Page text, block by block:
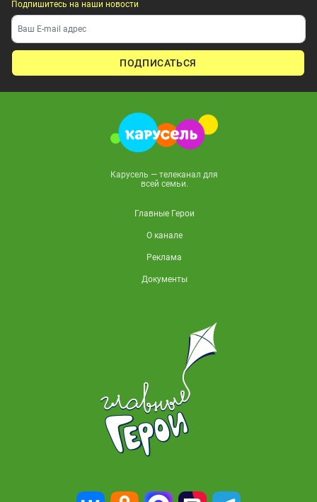
Подпишитесь на наши новости
ПОДПИСАТЬСЯ
Карусель — телеканал для
всей семьи.
Главные Герои
О канале
Реклама
Документы